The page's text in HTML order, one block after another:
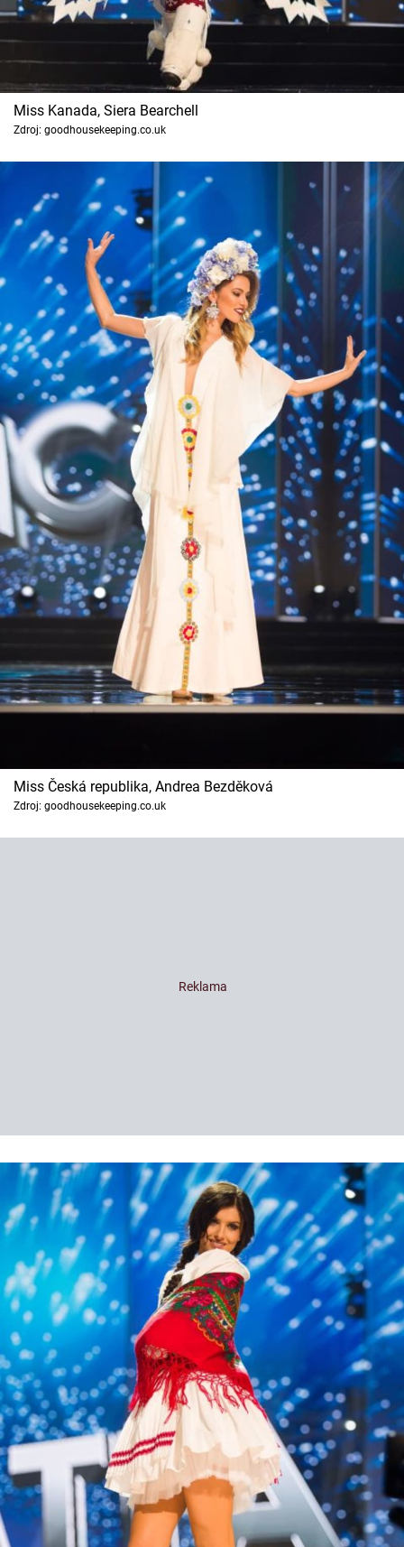
Miss Kanada, Siera Bearchell
Zdroj: goodhousekeeping.co.uk
Miss Česká republika, Andrea Bezděková
Zdroj: goodhousekeeping.co.uk